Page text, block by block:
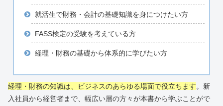
就活生で財務・会計の基礎知識を身につけたい方
FASS検定の受験を考えている方
経理・財務の基礎から体系的に学びたい方
経理・財務の知識は、ビジネスのあらゆる場面で役立ちます。新
入社員から経営者まで、幅広い層の方々が本書から学ぶことがで